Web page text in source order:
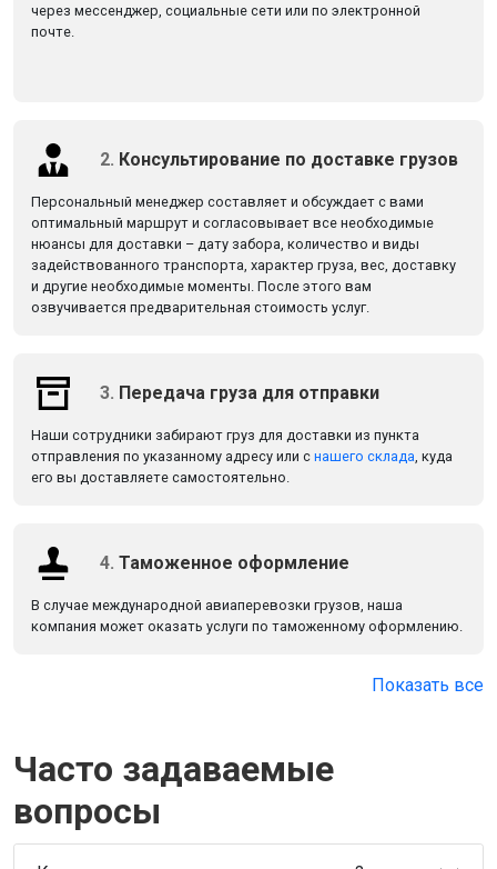
через мессенджер, социальные сети или по электронной
почте.
2. Консультирование по доставке грузов
Персональный менеджер составляет и обсуждает с вами
оптимальный маршрут и согласовывает все необходимые
нюансы для доставки – дату забора, количество и виды
задействованного транспорта, характер груза, вес, доставку
и другие необходимые моменты. После этого вам
озвучивается предварительная стоимость услуг.
3. Передача груза для отправки
Наши сотрудники забирают груз для доставки из пункта
отправления по указанному адресу или с нашего склада , куда
его вы доставляете самостоятельно.
4. Таможенное оформление
В случае международной авиаперевозки грузов, наша
компания может оказать услуги по таможенному оформлению.
Показать все
Часто задаваемые
вопросы